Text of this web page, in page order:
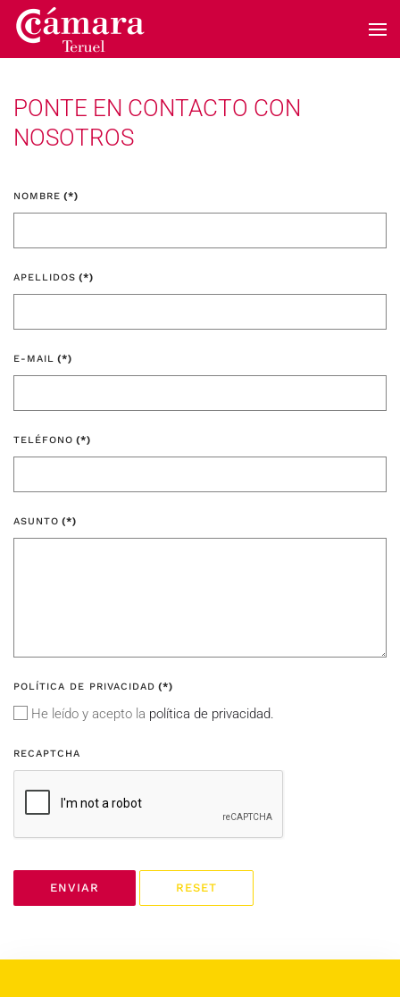
Skip to main content
PONTE EN CONTACTO CON
NOSOTROS
NOMBRE (*)
APELLIDOS (*)
E-MAIL (*)
TELÉFONO (*)
ASUNTO (*)
POLÍTICA DE PRIVACIDAD (*)
He leído y acepto la política de privacidad.
RECAPTCHA
ENVIAR RESET